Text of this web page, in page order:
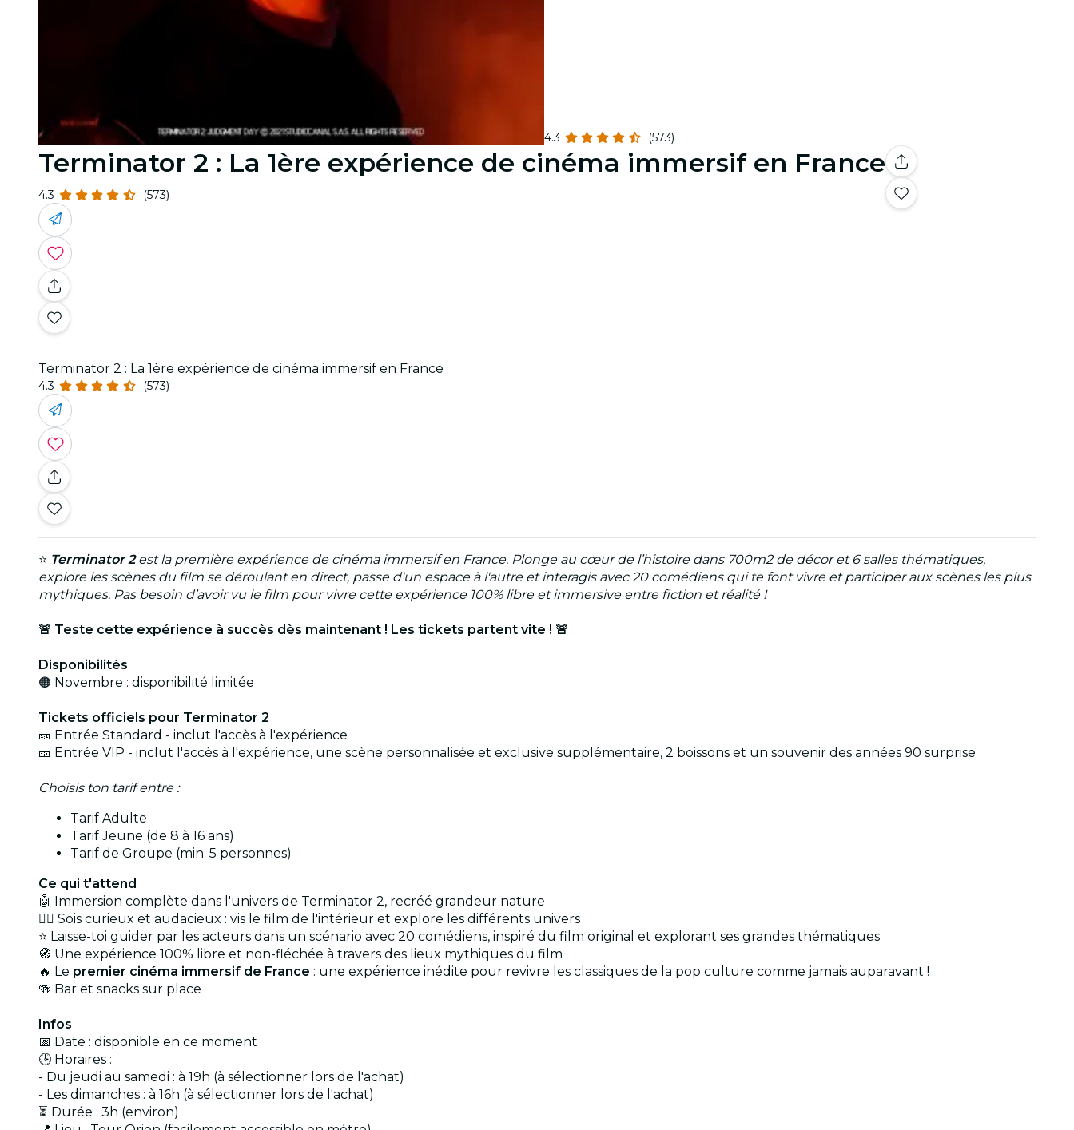
4.3 (573)
Terminator 2 : La 1ère expérience de cinéma immersif en France
4.3 (573)
Terminator 2 : La 1ère expérience de cinéma immersif en France
4.3 (573)
⭐ Terminator 2est la première expérience de cinéma immersif en France. Plonge au cœur de l’histoire dans 700m2 de décor et 6 salles thématiques,
explore les scènes du film se déroulant en direct, passe d'un espace à l'autre et interagis avec 20 comédiens qui te font vivre et participer aux scènes les plus
mythiques. Pas besoin d’avoir vu le film pour vivre cette expérience 100% libre et immersive entre fiction et réalité !
🚨 Teste cette expérience à succès dès maintenant ! Les tickets partent vite ! 🚨
Disponibilités
🟠 Novembre : disponibilité limitée
Tickets officiels pour Terminator 2
🎫 Entrée Standard - inclut l'accès à l'expérience
🎫 Entrée VIP - inclut l'accès à l'expérience, une scène personnalisée et exclusive supplémentaire, 2 boissons et un souvenir des années 90 surprise
Choisis ton tarif entre :
Tarif Adulte
Tarif Jeune (de 8 à 16 ans)
Tarif de Groupe (min. 5 personnes)
Ce qui t'attend
🤖 Immersion complète dans l'univers de Terminator 2, recréé grandeur nature
🏃‍♂️ Sois curieux et audacieux : vis le film de l'intérieur et explore les différents univers
⭐ Laisse-toi guider par les acteurs dans un scénario avec 20 comédiens, inspiré du film original et explorant ses grandes thématiques
🧭 Une expérience 100% libre et non-fléchée à travers des lieux mythiques du film
🔥 Le premier cinéma immersif de France : une expérience inédite pour revivre les classiques de la pop culture comme jamais auparavant !
🍻 Bar et snacks sur place
Infos
📅 Date : disponible en ce moment
🕒 Horaires :
- Du jeudi au samedi : à 19h (à sélectionner lors de l'achat)
- Les dimanches : à 16h (à sélectionner lors de l'achat)
⏳ Durée : 3h (environ)